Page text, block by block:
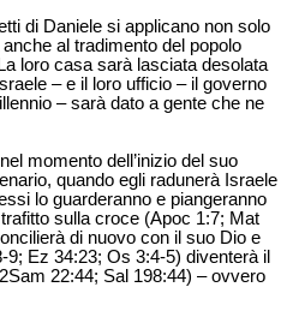
di Daniele si applicano non solo
al tradimento del popolo
loro casa sarà lasciata desolata
– e il loro ufficio – il governo
– sarà dato a gente che ne
momento dell’inizio del suo
quando egli radunerà Israele
lo guarderanno e piangeranno
sulla croce (Apoc 1:7; Mat
di nuovo con il suo Dio e
Ez 34:23; Os 3:4-5) diventerà il
22:44; Sal 198:44) – ovvero